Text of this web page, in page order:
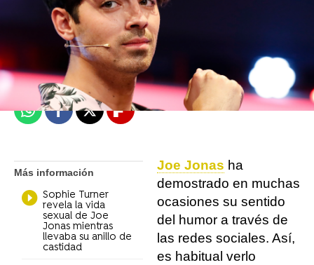
J. Carlos López Ruedas
Madrid
Publicado: 23 de diciembre de 2021, 12:37
WhatsappFacebook
X Flipboard
Más información
Sophie Turner
revela la vida
sexual de Joe
Jonas mientras
llevaba su anillo de
castidad
Joe Jonas ha
demostrado en muchas
ocasiones su sentido
del humor a través de
las redes sociales. Así,
es habitual verlo